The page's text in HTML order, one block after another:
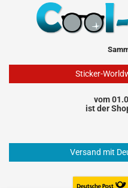
Sticker-
vom
ist der
Versand mit